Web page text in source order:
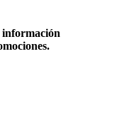
información